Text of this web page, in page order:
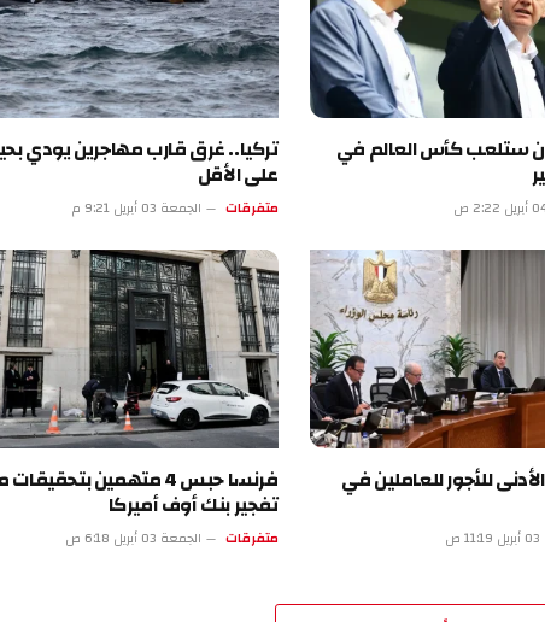
كأس العالم في تركيا.. غرق قارب مهاجرين يودي بحياة 18
على الأقل
متفرقات الجمعة 03 أبريل 9:21 م
للعاملين في فرنسا حبس 4 متهمين بتحقيقات محاولة
تفجير بنك أوف أميركا
متفرقات الجمعة 03 أبريل 6:18 ص